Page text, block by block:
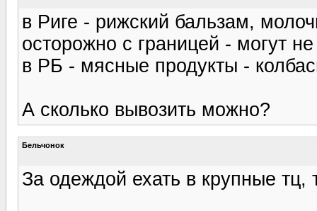
в Риге - рижский бальзам,
осторожно с границей - могут не
в РБ - мясные продукты -
А сколько вывозить можно?
Бельчонок
За одеждой ехать в крупные